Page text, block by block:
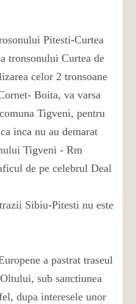
Pitesti-Curtea
tronsonului Curtea de
celor 2 tronsoane
Boita, va varsa
Tigveni, pentru
inca nu au demarat
Tigveni - Rm
de pe celebrul Deal
Sibiu-Pitesti nu este
a pastrat traseul
sub sanctiunea
dupa interesele unor